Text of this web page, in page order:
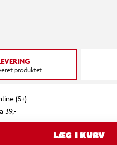
produktet
(5+)
39,-
LÆG I KURV